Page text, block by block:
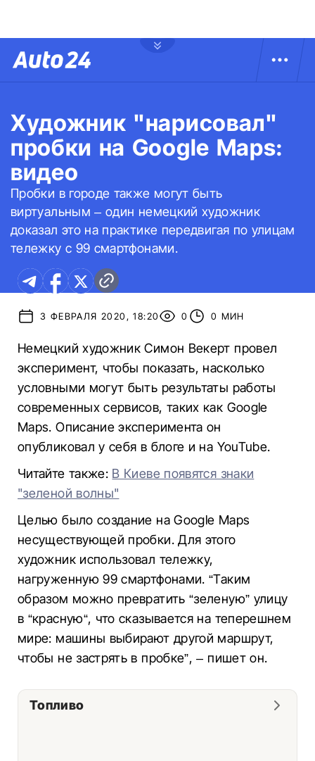
Художник "нарисовал"
пробки на Google Maps:
видео
Пробки в городе также могут быть
виртуальным – один немецкий художник
доказал это на практике передвигая по улицам
тележку с 99 смартфонами.
3 ФЕВРАЛЯ 2020, 18:20 0 0 МИН
Немецкий художник Симон Векерт провел
эксперимент, чтобы показать, насколько
условными могут быть результаты работы
современных сервисов, таких как Google
Maps. Описание эксперимента он
опубликовал у себя в блоге и на YouTube.
Читайте также: В Киеве появятся знаки
"зеленой волны"
Целью было создание на Google Maps
несуществующей пробки. Для этого
художник использовал тележку,
нагруженную 99 смартфонами. “Таким
образом можно превратить “зеленую” улицу
в “красную“, что сказывается на теперешнем
мире: машины выбирают другой маршрут,
чтобы не застрять в пробке”, – пишет он.
Топливо